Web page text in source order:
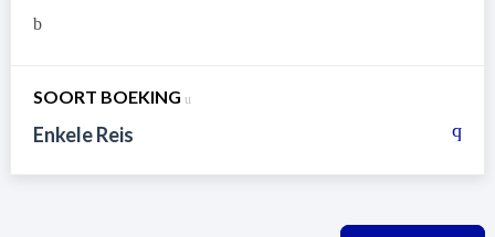
SOORT BOEKING
Enkele Reis